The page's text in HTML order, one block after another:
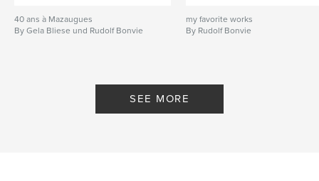
40 ans à Mazaugues
By Gela Bliese und Rudolf Bonvie
my favorite works
By Rudolf Bonvie
SEE MORE